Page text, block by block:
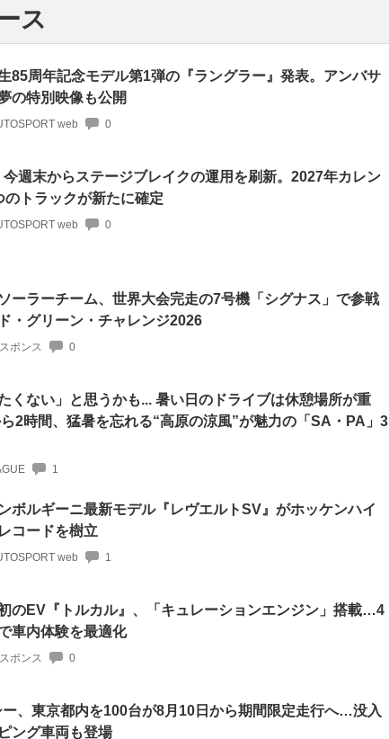
ス
85周年記念モデル第1弾の『ラングラー』発表。アンバサ
の特別映像も公開
web 0
週末からステージブレイクの運用を刷新。2027年カレン
のトラックが新たに確定
web 0
ーラーチーム、世界大会完走の7号機「シグナス」で参戦
・グリーン・チャレンジ2026
ポンス 0
くない」と思うかも... 暑い日のドライブは休憩場所が重
2時間、猛暑を忘れる“高原の涼風”が魅力の「SA・PA」3
1
ボルギーニ最新モデル『レヴエルトSV』がホッケンハイ
コードを樹立
web 1
のEV『トルカル』、「キュレーションエンジン」搭載…4
車内体験を最適化
ポンス 0
、東京都内を100台が8月10日から期間限定走行へ…没入
ング車両も登場